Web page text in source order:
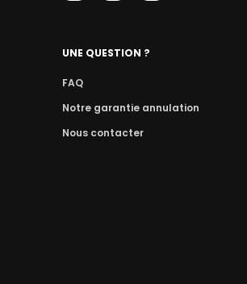
UNE QUESTION ?
FAQ
Notre garantie annulation
Nous contacter